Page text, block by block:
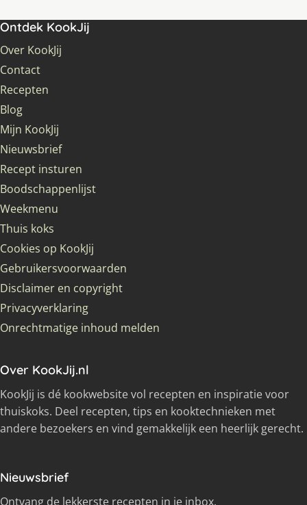
Ontdek KookJij
Over KookJij
Contact
Recepten
Blog
Mijn KookJij
Nieuwsbrief
Recept insturen
Boodschappenlijst
Weekmenu
Thuis koks
Cookies op KookJij
Gebruikersvoorwaarden
Disclaimer en copyright
Privacyverklaring
Onrechtmatige inhoud melden
Over KookJij.nl
KookJij is dé kookwebsite vol recepten en inspiratie voor
thuiskoks. Deel recepten, tips en kooktechnieken met
andere bezoekers en vind gemakkelijk een heerlijk gerecht.
Nieuwsbrief
Ontvang de lekkerste recepten in je inbox.